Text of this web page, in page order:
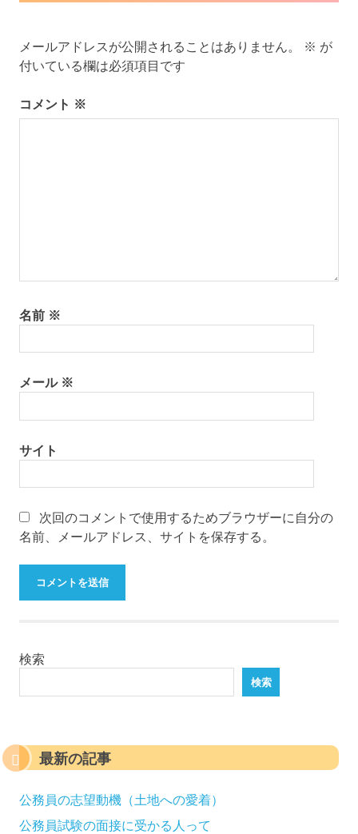
ョ
ン
メールアドレスが公開されることはありません。 ※ が
付いている欄は必須項目です
コメント ※
名前 ※
メール ※
サイト
次回のコメントで使用するためブラウザーに自分の
名前、メールアドレス、サイトを保存する。
検索
検索
最新の記事
公務員の志望動機（土地への愛着）
公務員試験の面接に受かる人って